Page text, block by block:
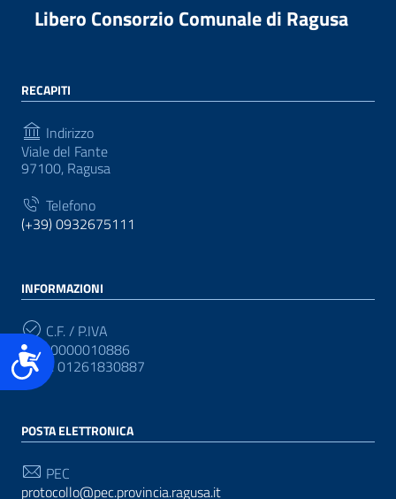
Accessibilità
Libero Consorzio Comunale di Ragusa
RECAPITI
Indirizzo
Viale del Fante
97100, Ragusa
Telefono
(+39) 0932675111
INFORMAZIONI
C.F. / P.IVA
CF: 80000010886
P.IVA: 01261830887
POSTA ELETTRONICA
PEC
protocollo@pec.provincia.ragusa.it